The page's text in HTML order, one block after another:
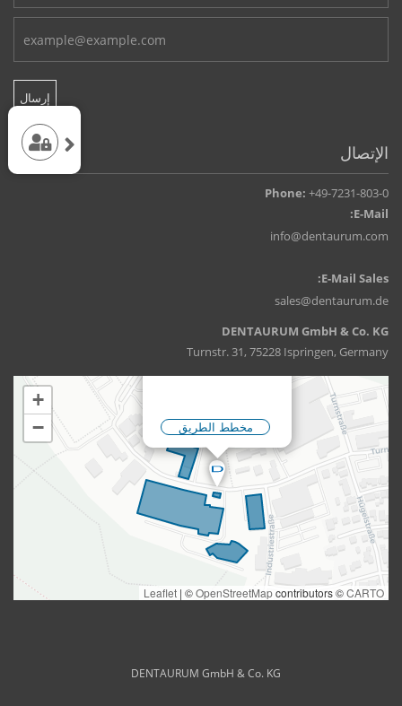
الإتصال
Phone: +49-7231-803-0
E-Mail:
info@dentaurum.com
E-Mail Sales:
sales@dentaurum.de
DENTAURUM GmbH & Co. KG
Turnstr. 31, 75228 Ispringen, Germany
DENTAURUM GmbH & Co. KG